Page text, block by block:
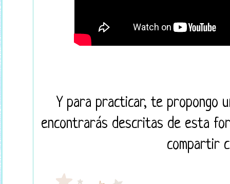
Y para practicar, te propongo
encontrarás descritas de esta
compartir